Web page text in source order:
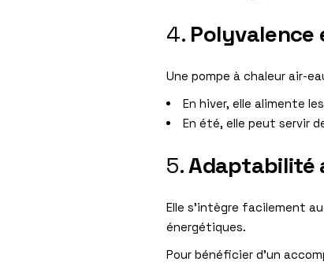
4.
Une pompe à chaleur air-
En hiver, elle alimente
En été, elle peut servir
5.Adaptabilité
Elle s’intègre facilement
énergétiques.
Pour bénéficier d’un